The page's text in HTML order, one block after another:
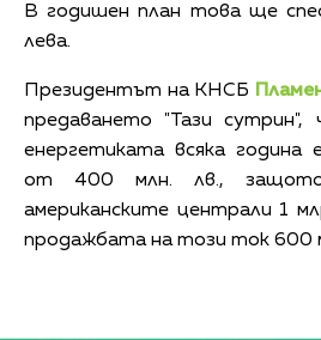
В годишен план това ще
лева.
Президентът на КНСБ
предаването "Тази
енергетиката всяка година
от 400 млн. лв.,
американските централи 1
продажбата на този ток 600